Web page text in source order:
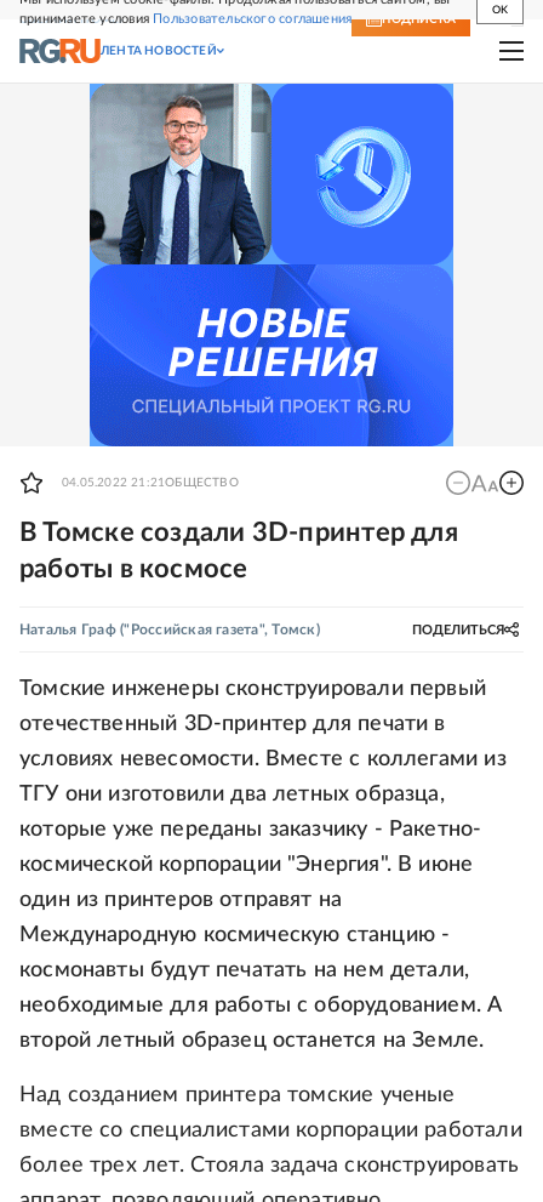
принимаете условия Пользовательского соглашения
OK
СВЕЖИЙ НОМЕР ПОДПИСКА
ЛЕНТА НОВОСТЕЙ
04.05.2022 21:21ОБЩЕСТВО
В Томске создали 3D-принтер для
работы в космосе
Наталья Граф("Российская газета", Томск) ПОДЕЛИТЬСЯ
Томские инженеры сконструировали первый
отечественный 3D-принтер для печати в
условиях невесомости. Вместе с коллегами из
ТГУ они изготовили два летных образца,
которые уже переданы заказчику - Ракетно-
космической корпорации "Энергия". В июне
один из принтеров отправят на
Международную космическую станцию -
космонавты будут печатать на нем детали,
необходимые для работы с оборудованием. А
второй летный образец останется на Земле.
Над созданием принтера томские ученые
вместе со специалистами корпорации работали
более трех лет. Стояла задача сконструировать